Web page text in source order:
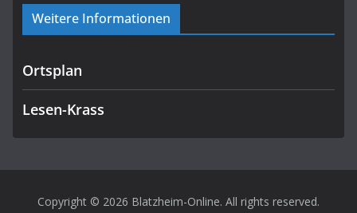
Weitere Informationen
Ortsplan
Lesen-Krass
Copyright © 2026 Blatzheim-Online. All rights reserved.